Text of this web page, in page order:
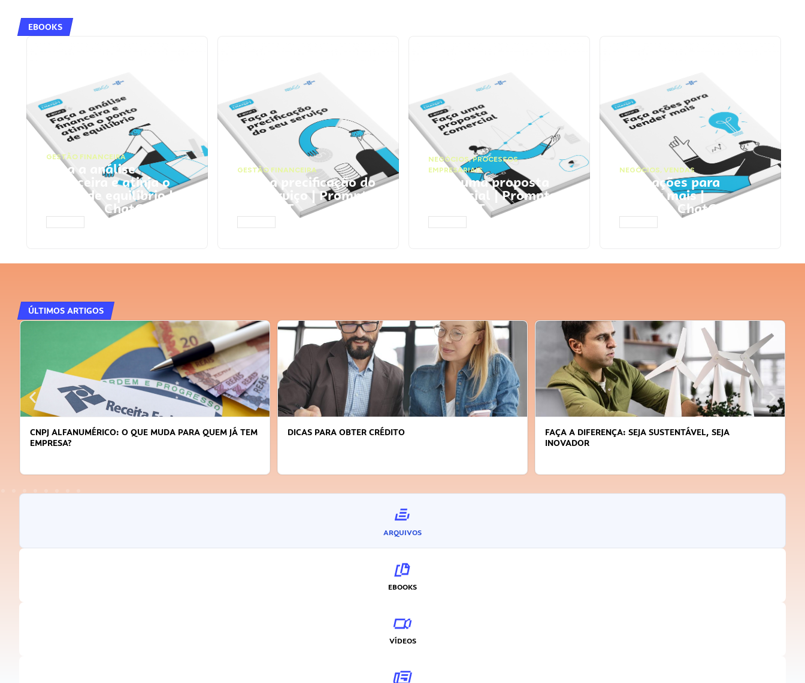
EBOOKS
GESTÃO FINANCEIRA
Faça a análise
financeira e atinja o
ponto de equilíbrio |
Prompts ChatGPT
GESTÃO FINANCEIRA
Faça a precificação do
seu serviço | Prompts
ChatGPT
NEGÓCIOS,PROCESSOS
EMPRESARIAIS
Faça uma proposta
comercial | Prompts
ChatGPT
NEGÓCIOS, VENDAS
Faça ações para
vender mais |
Prompts ChatGPT
ÚLTIMOS ARTIGOS
CNPJ ALFANUMÉRICO: O QUE MUDA PARA QUEM JÁ TEM
EMPRESA?
DICAS PARA OBTER CRÉDITO
FAÇA A DIFERENÇA: SEJA SUSTENTÁVEL, SEJA
INOVADOR
ARQUIVOS
EBOOKS
VÍDEOS